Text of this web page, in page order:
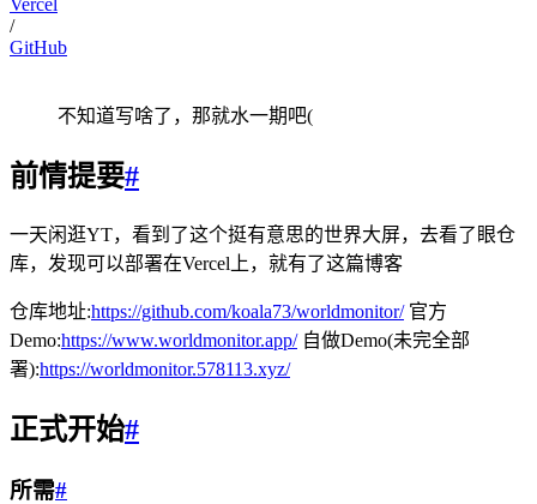
Vercel
/
GitHub
不知道写啥了，那就水一期吧(
前情提要#
一天闲逛YT，看到了这个挺有意思的世界大屏，去看了眼仓
库，发现可以部署在Vercel上，就有了这篇博客
仓库地址:https://github.com/koala73/worldmonitor/官方
Demo:https://www.worldmonitor.app/自做Demo(未完全部
署):https://worldmonitor.578113.xyz/
正式开始#
所需#